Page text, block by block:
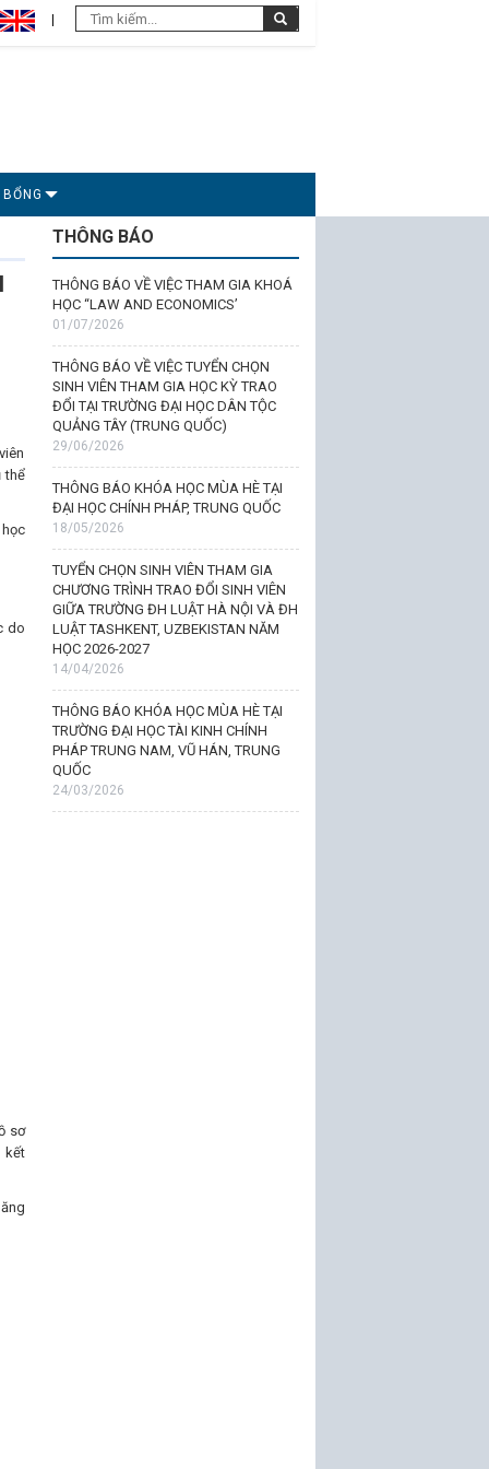
thể
do
sơ
kết
THÔNG BÁO
THÔNG BÁO VỀ VIỆC THAM GIA KHOÁ
HỌC “LAW AND ECONOMICS’
01/07/2026
THÔNG BÁO VỀ VIỆC TUYỂN CHỌN
SINH VIÊN THAM GIA HỌC KỲ TRAO
ĐỔI TẠI TRƯỜNG ĐẠI HỌC DÂN TỘC
QUẢNG TÂY (TRUNG QUỐC)
29/06/2026
THÔNG BÁO KHÓA HỌC MÙA HÈ TẠI
ĐẠI HỌC CHÍNH PHÁP, TRUNG QUỐC
18/05/2026
TUYỂN CHỌN SINH VIÊN THAM GIA
CHƯƠNG TRÌNH TRAO ĐỔI SINH VIÊN
GIỮA TRƯỜNG ĐH LUẬT HÀ NỘI VÀ ĐH
LUẬT TASHKENT, UZBEKISTAN NĂM
HỌC 2026-2027
14/04/2026
THÔNG BÁO KHÓA HỌC MÙA HÈ TẠI
TRƯỜNG ĐẠI HỌC TÀI KINH CHÍNH
PHÁP TRUNG NAM, VŨ HÁN, TRUNG
QUỐC
24/03/2026